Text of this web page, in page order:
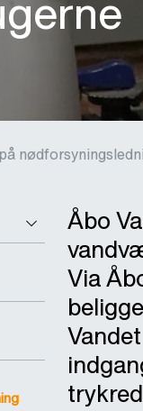
Åbo
Via